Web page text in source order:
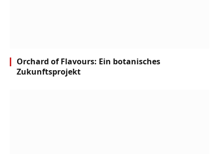
Orchard of Flavours: Ein botanisches
Zukunftsprojekt